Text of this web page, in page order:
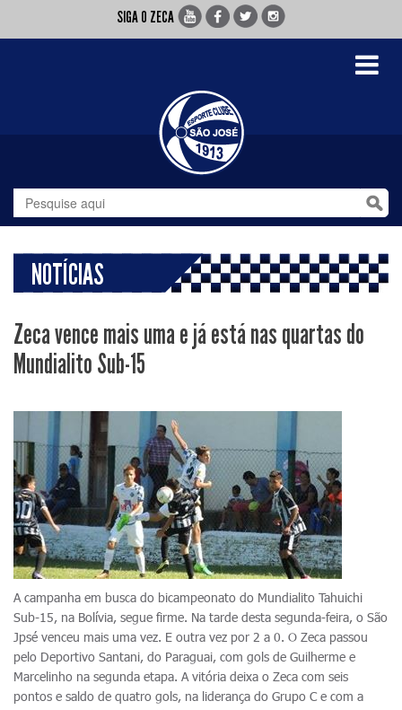
SIGA O ZECA
Toggle
NOTÍCIAS
Zeca vence mais uma e já está nas quartas do
Mundialito Sub-15
A campanha em busca do bicampeonato do Mundialito Tahuichi
Sub-15, na Bolívia, segue firme. Na tarde desta segunda-feira, o São
Jpsé venceu mais uma vez. E outra vez por 2 a 0. O Zeca passou
pelo Deportivo Santani, do Paraguai, com gols de Guilherme e
Marcelinho na segunda etapa. A vitória deixa o Zeca com seis
pontos e saldo de quatro gols, na liderança do Grupo C e com a